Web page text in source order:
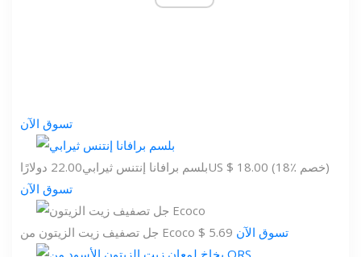
تسوق الآن
بلسم برافانا إنتنس ثيرابي22.00 دولارًا
US $ 18.00 (18٪ خصم)
تسوق الآن
جل تصفيف زيت الزيتون من Ecoco $ 5.69 تسوق الآن